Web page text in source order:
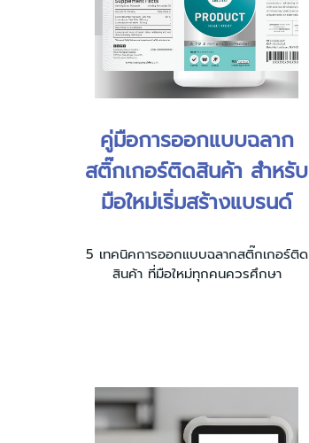
คู่มือการออกแบบฉลาก
สติ๊กเกอร์ติดสินค้า สำหรับ
มือใหม่เริ่มสร้างแบรนด์
5 เทคนิคการออกแบบฉลากสติ๊กเกอร์ติด
สินค้า ที่มือใหม่ทุกคนควรศึกษา